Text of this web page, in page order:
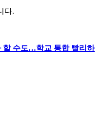
다.
할 수도…학교 통합 빨리하